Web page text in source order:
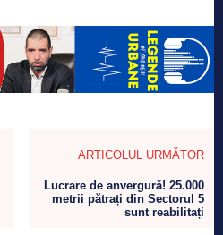
ARTICOLUL URMĂTOR
Lucrare de anvergură! 25.000
metrii pătrați din Sectorul 5
sunt reabilitați